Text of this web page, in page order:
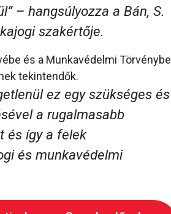
” – hangsúlyozza a Bán, S.
szakértője.
és a Munkavédelmi Törvénybe
tekintendők.
ez egy szükséges és
a rugalmasabb
és így a felek
és munkavédelmi